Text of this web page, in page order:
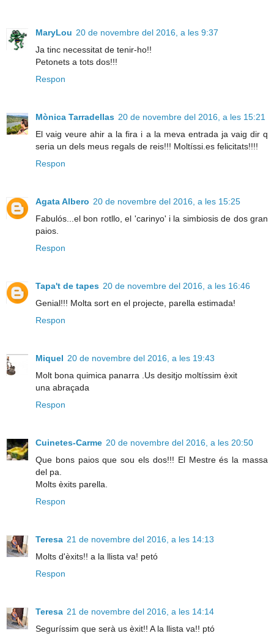
MaryLou 20 de novembre del 2016, a les 9:37
Ja tinc necessitat de tenir-ho!!
Petonets a tots dos!!!
Respon
Mònica Tarradellas 20 de novembre del 2016, a les 15:21
El vaig veure ahir a la fira i a la meva entrada ja vaig dir q
seria un dels meus regals de reis!!! Moltíssi.es felicitats!!!!
Respon
Agata Albero 20 de novembre del 2016, a les 15:25
Fabulós...el bon rotllo, el 'carinyo' i la simbiosis de dos gran
paios.
Respon
Tapa't de tapes 20 de novembre del 2016, a les 16:46
Genial!!! Molta sort en el projecte, parella estimada!
Respon
Miquel 20 de novembre del 2016, a les 19:43
Molt bona quimica panarra .Us desitjo moltíssim èxit
una abraçada
Respon
Cuinetes-Carme 20 de novembre del 2016, a les 20:50
Que bons paios que sou els dos!!! El Mestre és la massa
del pa.
Molts èxits parella.
Respon
Teresa 21 de novembre del 2016, a les 14:13
Molts d'èxits!! a la llista va! petó
Respon
Teresa 21 de novembre del 2016, a les 14:14
Seguríssim que serà us èxit!! A la llista va!! ptó